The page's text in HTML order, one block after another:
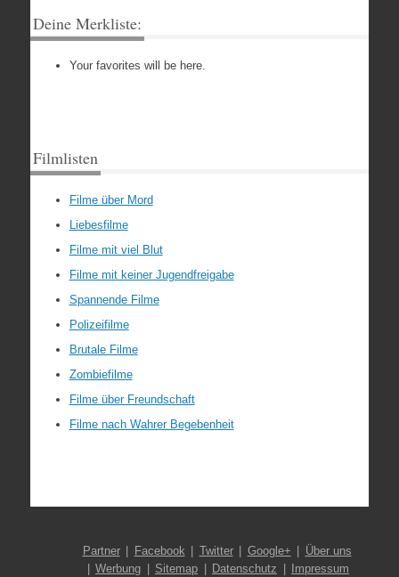
Deine Merkliste:
Your favorites will be here.
Filmlisten
Filme über Mord
Liebesfilme
Filme mit viel Blut
Filme mit keiner Jugendfreigabe
Spannende Filme
Polizeifilme
Brutale Filme
Zombiefilme
Filme über Freundschaft
Filme nach Wahrer Begebenheit
Partner Facebook Twitter Google+
Über uns
Werbung
Sitemap Datenschutz Impressum